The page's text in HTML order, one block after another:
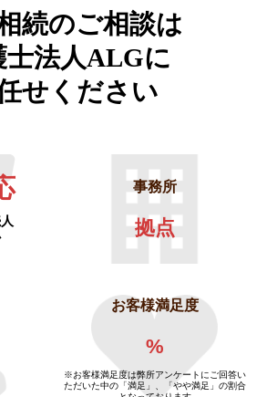
続のご相談は
士法人ALGに
せください
事務所
拠点
お客様満足度
%
※お客様満足度は弊所アンケートにご回答い
ただいた中の「満足」、「やや満足」の割合